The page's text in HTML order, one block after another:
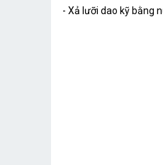
- Xả lưỡi dao kỹ bằng